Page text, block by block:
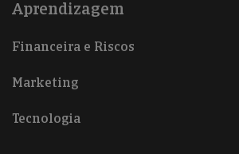
Aprendizagem
Financeira e Riscos
Marketing
Tecnologia